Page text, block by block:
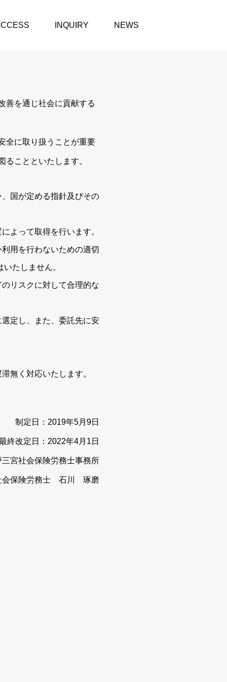
INQUIRY NEWS
善を通じ社会に貢献する
全に取り扱うことが重要
ことといたします。
国が定める指針及びその
よって取得を行います。
用を行わないための適切
たしません。
リスクに対して合理的な
定し、また、委託先に安
無く対応いたします。
制定日：2019年5月9日
終改定日：2022年4月1日
三宮社会保険労務士事務所
会保険労務士 石川 琢磨